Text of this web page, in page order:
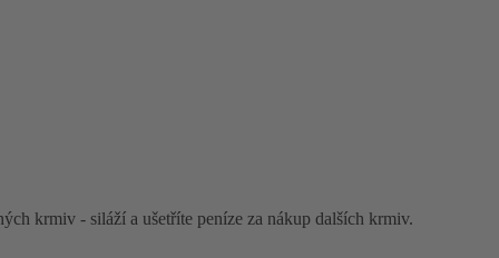
krmiv - siláží a ušetříte peníze za nákup dalších krmiv.